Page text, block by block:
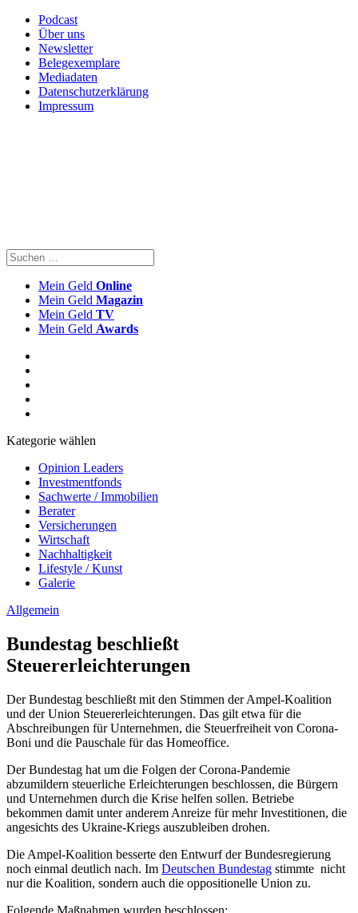
Podcast
Über uns
Newsletter
Belegexemplare
Mediadaten
Datenschutzerklärung
Impressum
Mein Geld Online
Mein Geld Magazin
Mein Geld TV
Mein Geld Awards
Kategorie wählen
Opinion Leaders
Investmentfonds
Sachwerte / Immobilien
Berater
Versicherungen
Wirtschaft
Nachhaltigkeit
Lifestyle / Kunst
Galerie
Allgemein
Bundestag beschließt
Steuererleichterungen
Der Bundestag beschließt mit den Stimmen der Ampel-Koalition
und der Union Steuererleichterungen. Das gilt etwa für die
Abschreibungen für Unternehmen, die Steuerfreiheit von Corona-
Boni und die Pauschale für das Homeoffice.
Der Bundestag hat um die Folgen der Corona-Pandemie
abzumildern steuerliche Erleichterungen beschlossen, die Bürgern
und Unternehmen durch die Krise helfen sollen. Betriebe
bekommen damit unter anderem Anreize für mehr Investitionen, die
angesichts des Ukraine-Kriegs auszubleiben drohen.
Die Ampel-Koalition besserte den Entwurf der Bundesregierung
noch einmal deutlich nach. Im Deutschen Bundestag stimmte nicht
nur die Koalition, sondern auch die oppositionelle Union zu.
Folgende Maßnahmen wurden beschlossen: